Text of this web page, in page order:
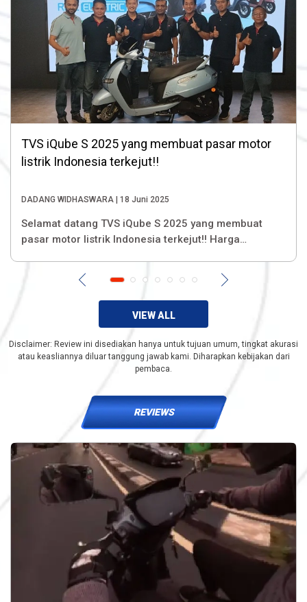
TVS iQube S 2025 yang membuat pasar motor
listrik Indonesia terkejut!!
DADANG WIDHASWARA | 18 Juni 2025
Selamat datang TVS iQube S 2025 yang membuat
pasar motor listrik Indonesia terkejut!! Harga
Tested Condition 145 km Charging 3 jam saja!
VIEW ALL
Disclaimer: Review ini disediakan hanya untuk tujuan umum, tingkat akurasi
atau keasliannya diluar tanggung jawab kami. Diharapkan kebijakan dari
pembaca.
REVIEWS